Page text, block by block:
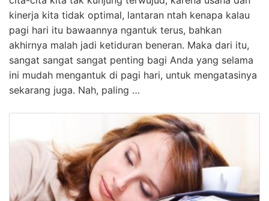
kinerja kita tidak optimal, lantaran ntah kenapa kalau
pagi hari itu bawaannya ngantuk terus, bahkan
akhirnya malah jadi ketiduran beneran. Maka dari itu,
sangat sangat sangat penting bagi Anda yang selama
ini mudah mengantuk di pagi hari, untuk mengatasinya
sekarang juga. Nah, paling …